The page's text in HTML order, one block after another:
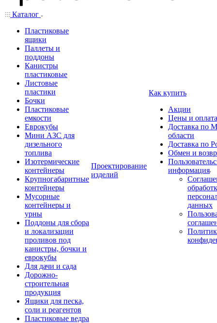
Каталог
Пластиковые
ящики
Паллеты и
поддоны
Канистры
пластиковые
Листовые
пластики
Бочки
Пластиковые
емкости
Еврокубы
Мини АЗС для
дизельного
топлива
Изотермические
контейнеры
Крупногабаритные
контейнеры
Мусорные
контейнеры и
урны
Поддоны для сбора
и локализации
проливов под
канистры, бочки и
еврокубы
Для дачи и сада
Дорожно-
строительная
продукция
Ящики для песка,
соли и реагентов
Пластиковые ведра
Проектирование
изделий
Как купить
Акции
Цены и оплата
Доставка по
области
Доставка по
Обмен и
информация
данных